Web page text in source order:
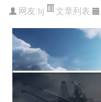
网友:bj 文章列表